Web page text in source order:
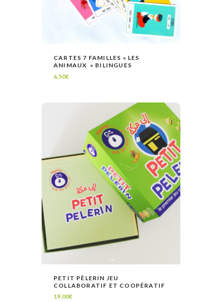
VOIR AJOUTER AU PANIER
CARTES 7 FAMILLES « LES
ANIMAUX » BILINGUES
6,50€
VOIR
LIRE LA SUITE
PETIT PÈLERIN JEU
COLLABORATIF ET COOPÉRATIF
19,00€